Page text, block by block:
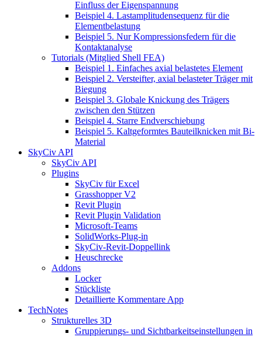
Einfluss der Eigenspannung
Beispiel 4. Lastamplitudensequenz für die
Elementbelastung
Beispiel 5. Nur Kompressionsfedern für die
Kontaktanalyse
Tutorials (Mitglied Shell FEA)
Beispiel 1. Einfaches axial belastetes Element
Beispiel 2. Versteifter, axial belasteter Träger mit
Biegung
Beispiel 3. Globale Knickung des Trägers
zwischen den Stützen
Beispiel 4. Starre Endverschiebung
Beispiel 5. Kaltgeformtes Bauteilknicken mit Bi-
Material
SkyCiv API
SkyCiv API
Plugins
SkyCiv für Excel
Grasshopper V2
Revit Plugin
Revit Plugin Validation
Microsoft-Teams
SolidWorks-Plug-in
SkyCiv-Revit-Doppellink
Heuschrecke
Addons
Locker
Stückliste
Detaillierte Kommentare App
TechNotes
Strukturelles 3D
Gruppierungs- und Sichtbarkeitseinstellungen in